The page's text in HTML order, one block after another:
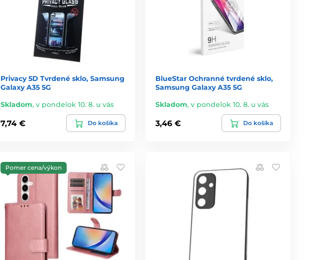
Privacy 5D Tvrdené sklo, Samsung
Galaxy A35 5G
Skladom, v pondelok 10. 8. u vás
7,74 € Do košíka
BlueStar Ochranné tvrdené sklo,
Samsung Galaxy A35 5G
Skladom,v pondelok 10. 8. u vás
3,46 € Do košíka
Pomer cena/výkon